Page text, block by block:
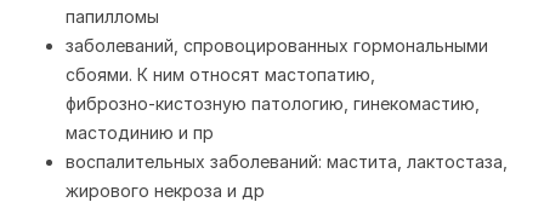
папилломы
заболеваний, спровоцированных гормональными
сбоями. К ним относят мастопатию,
фиброзно‑кистозную патологию, гинекомастию,
мастодинию и пр
воспалительных заболеваний: мастита, лактостаза,
жирового некроза и др